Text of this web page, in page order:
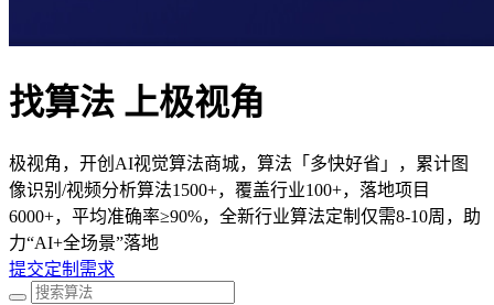
找算法 上极视角
极视角，开创AI视觉算法商城，算法「多快好省」，累计图
像识别/视频分析算法1500+，覆盖行业100+，落地项目
6000+，平均准确率≥90%，全新行业算法定制仅需8-10周，助
力“AI+全场景”落地
提交定制需求